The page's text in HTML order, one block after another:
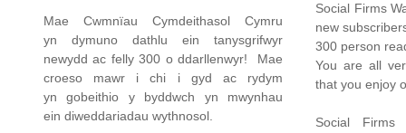
Mae Cwmnïau Cymdeithasol Cymru
yn dymuno dathlu ein tanysgrifwyr
newydd ac felly 300 o ddarllenwyr! Mae
croeso mawr i chi i gyd ac rydym
yn gobeithio y byddwch yn mwynhau
ein diweddariadau wythnosol.
Social Firms
new
300 person
You are all
that you enjoy
Social